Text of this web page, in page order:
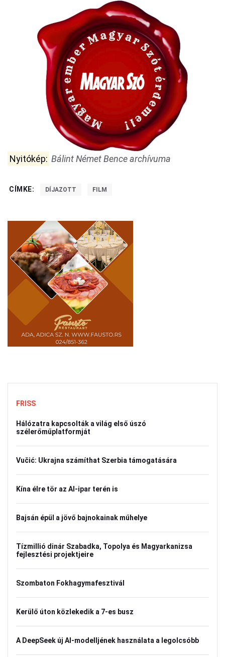
Nyitókép: Bálint Német Bence archívuma
CÍMKE: DÍJAZOTT FILM
FRISS
Hálózatra kapcsolták a világ első úszó
szélerőműplatformját
Vučić: Ukrajna számíthat Szerbia támogatására
Kína élre tör az AI-ipar terén is
Bajsán épül a jövő bajnokainak műhelye
Tízmillió dinár Szabadka, Topolya és Magyarkanizsa
fejlesztési projektjeire
Szombaton Fokhagymafesztivál
Kerülő úton közlekedik a 7-es busz
A DeepSeek új AI-modelljének használata a legolcsóbb